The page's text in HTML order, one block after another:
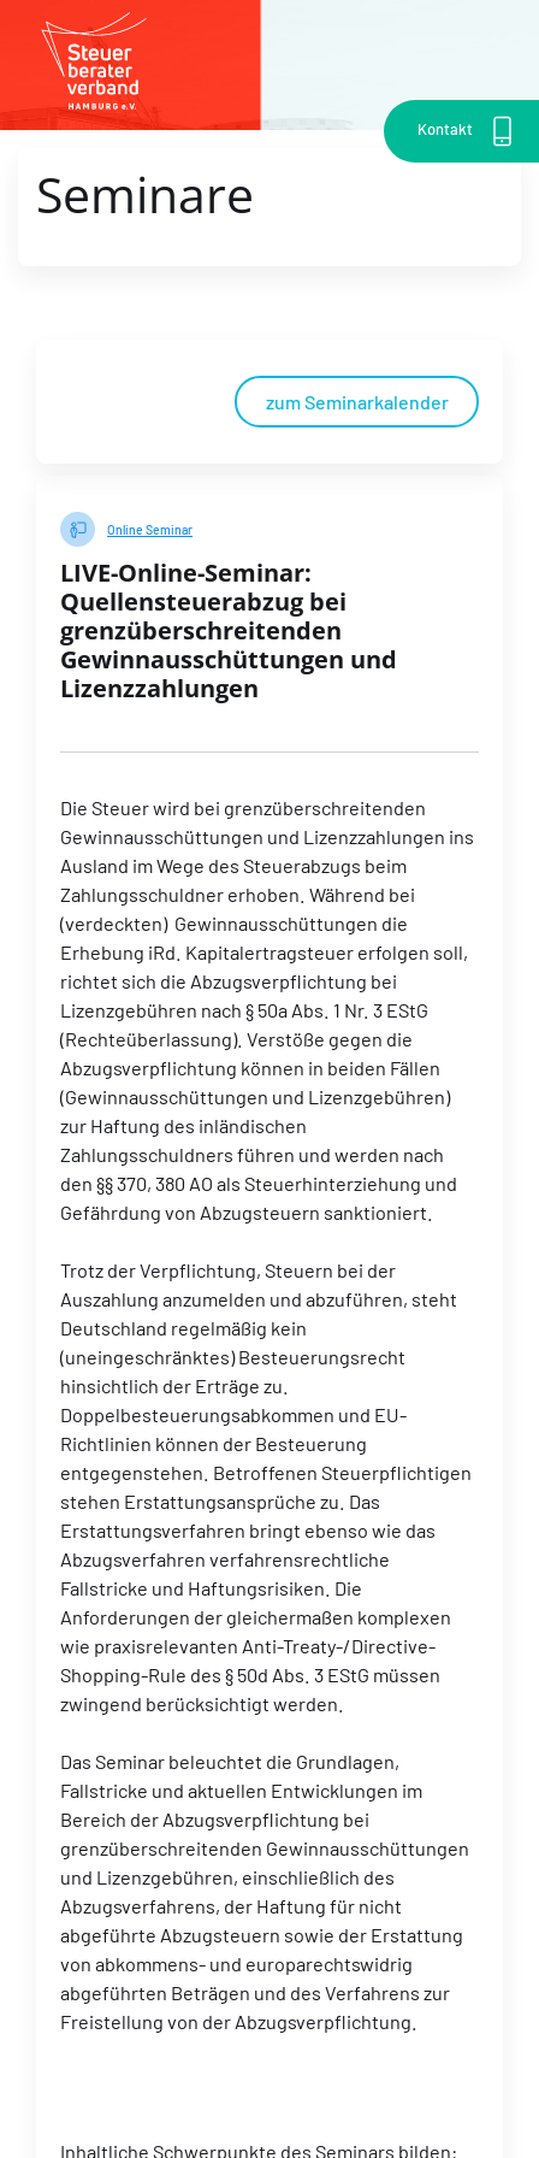
Kontakt
Seminare
zum Seminarkalender
Online Seminar
LIVE-Online-Seminar:
Quellensteuerabzug bei
grenzüberschreitenden
Gewinnausschüttungen und
Lizenzzahlungen
Die Steuer wird bei grenzüberschreitenden
Gewinnausschüttungen und Lizenzzahlungen ins
Ausland im Wege des Steuerabzugs beim
Zahlungsschuldner erhoben. Während bei
(verdeckten) Gewinnausschüttungen die
Erhebung iRd. Kapitalertragsteuer erfolgen soll,
richtet sich die Abzugsverpflichtung bei
Lizenzgebühren nach § 50a Abs. 1 Nr. 3 EStG
(Rechteüberlassung). Verstöße gegen die
Abzugsverpflichtung können in beiden Fällen
(Gewinnausschüttungen und Lizenzgebühren)
zur Haftung des inländischen
Zahlungsschuldners führen und werden nach
den §§ 370, 380 AO als Steuerhinterziehung und
Gefährdung von Abzugsteuern sanktioniert.
Trotz der Verpflichtung, Steuern bei der
Auszahlung anzumelden und abzuführen, steht
Deutschland regelmäßig kein
(uneingeschränktes) Besteuerungsrecht
hinsichtlich der Erträge zu.
Doppelbesteuerungsabkommen und EU-
Richtlinien können der Besteuerung
entgegenstehen. Betroffenen Steuerpflichtigen
stehen Erstattungsansprüche zu. Das
Erstattungsverfahren bringt ebenso wie das
Abzugsverfahren verfahrensrechtliche
Fallstricke und Haftungsrisiken. Die
Anforderungen der gleichermaßen komplexen
wie praxisrelevanten Anti-Treaty-/Directive-
Shopping-Rule des § 50d Abs. 3 EStG müssen
zwingend berücksichtigt werden.
Das Seminar beleuchtet die Grundlagen,
Fallstricke und aktuellen Entwicklungen im
Bereich der Abzugsverpflichtung bei
grenzüberschreitenden Gewinnausschüttungen
und Lizenzgebühren, einschließlich des
Abzugsverfahrens, der Haftung für nicht
abgeführte Abzugsteuern sowie der Erstattung
von abkommens- und europarechtswidrig
abgeführten Beträgen und des Verfahrens zur
Freistellung von der Abzugsverpflichtung.
Inhaltliche Schwerpunkte des Seminars bilden: